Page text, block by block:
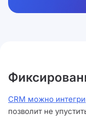
CRM можно
позволит не